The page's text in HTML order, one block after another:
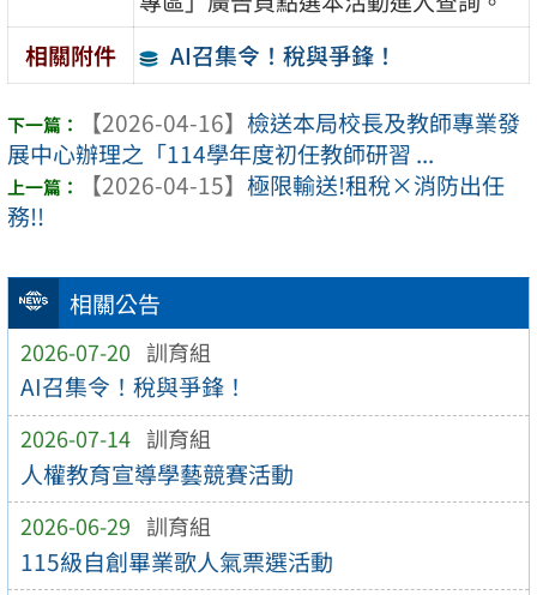
相關公告
2026-07-20 訓育組
AI召集令！稅與爭鋒！
2026-07-14 訓育組
人權教育宣導學藝競賽活動
2026-06-29 訓育組
115級自創畢業歌人氣票選活動
相關附件
AI召集令！稅與爭鋒！
【2026-04-16】 檢送本局校長及教師專業發
展中心辦理之「114學年度初任教師研習 ...
【2026-04-15】 極限輸送!租稅×消防出任
務!!